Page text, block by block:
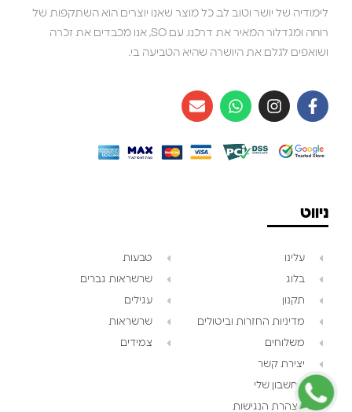
לימודיה של יושר וטוב לב. כל מוצר שאנו יוצרים הוא השתקפות של
רוחה ומגדלור המאיר את דרכנו. עם SO, אנו מכבדים את זכרה
ושואפים לגלם את היושרה שהיא הטביעה בי.
ניווט
עלינו
בלוג
תקנון
מדיניות החזרות וביטולים
משלוחים
יצירת קשר
החשבון שלי
הצהרת הנגישות
טבעות
שרשראות גברים
עגילים
שרשראות
צמידים
💬 נחזור אליך בהקדם